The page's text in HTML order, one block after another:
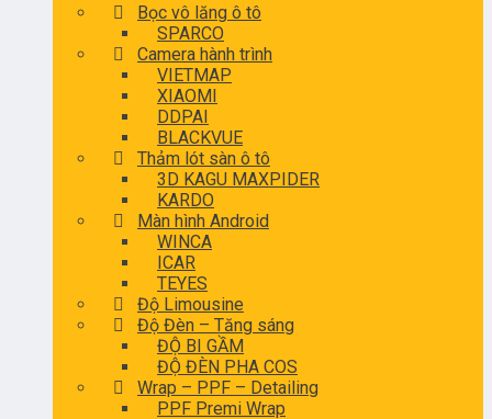
Bọc vô lăng ô tô
SPARCO
Camera hành trình
VIETMAP
XIAOMI
DDPAI
BLACKVUE
Thảm lót sàn ô tô
3D KAGU MAXPIDER
KARDO
Màn hình Android
WINCA
ICAR
TEYES
Độ Limousine
Độ Đèn – Tăng sáng
ĐỘ BI GẦM
ĐỘ ĐÈN PHA COS
Wrap – PPF – Detailing
PPF Premi Wrap